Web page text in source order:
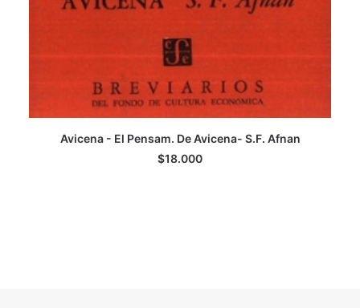
Avicena - El Pensam. De Avicena- S.F. Afnan
$18.000